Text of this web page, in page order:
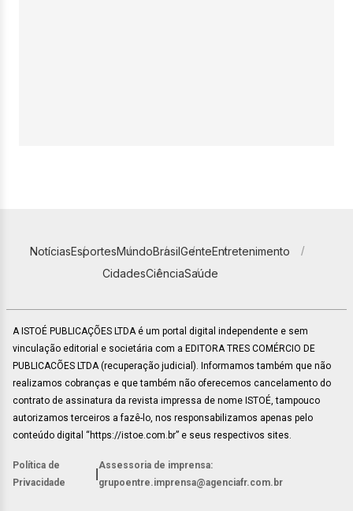
NotíciasEsportesMundoBrasilGenteEntretenimento
CidadesCiênciaSaúde
A ISTOÉ PUBLICAÇÕES LTDA é um portal digital independente e sem
vinculação editorial e societária com a EDITORA TRES COMÉRCIO DE
PUBLICACÕES LTDA (recuperação judicial). Informamos também que não
realizamos cobranças e que também não oferecemos cancelamento do
contrato de assinatura da revista impressa de nome ISTOÉ, tampouco
autorizamos terceiros a fazê-lo, nos responsabilizamos apenas pelo
conteúdo digital “https://istoe.com.br” e seus respectivos sites.
Política de
Privacidade
Assessoria de imprensa:
grupoentre.imprensa@agenciafr.com.br